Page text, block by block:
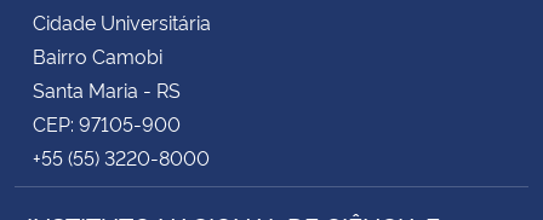
Cidade Universitária
Bairro Camobi
Santa Maria - RS
CEP: 97105-900
+55 (55) 3220-8000